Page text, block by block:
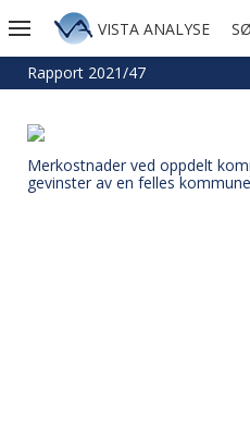
VISTA ANALYSE
Rapport 2021/47
Merkostnader ved oppdelt
gevinster av en felles